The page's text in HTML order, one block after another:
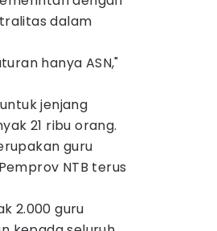
dalam
hanya ASN,"
jenjang
21 ribu orang.
guru
NTB terus
2.000 guru